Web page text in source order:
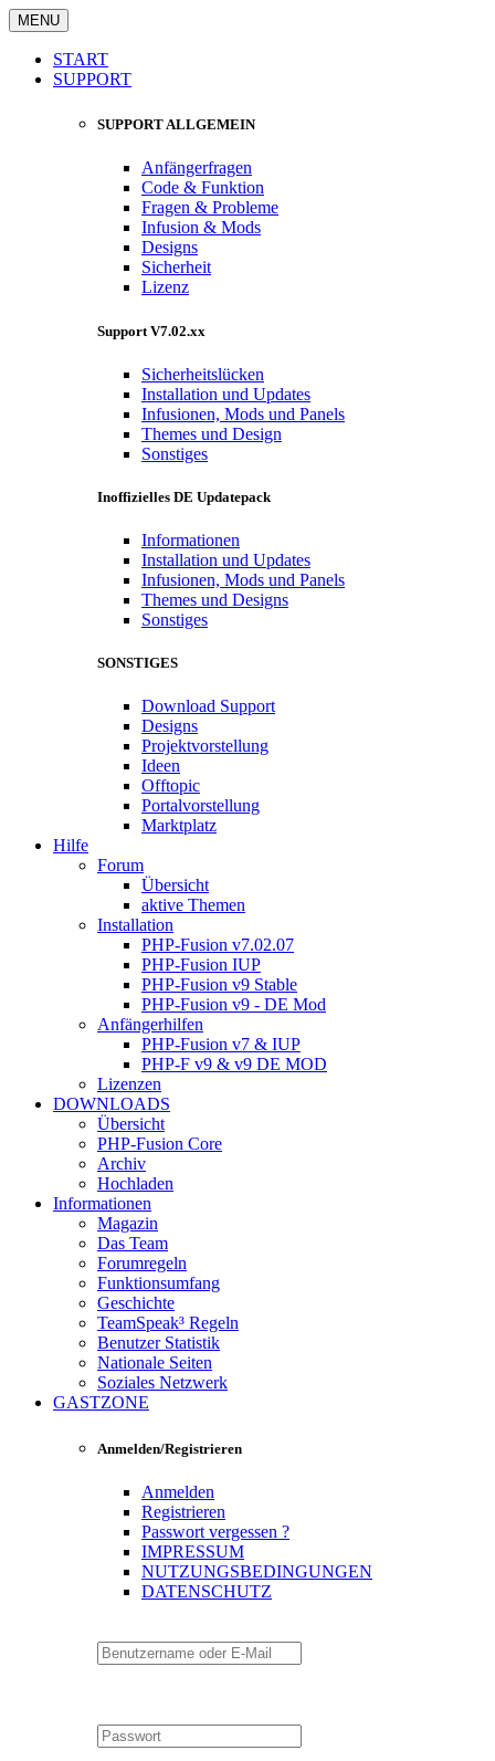
MENU
START
SUPPORT
SUPPORT ALLGEMEIN
Anfängerfragen
Code & Funktion
Fragen & Probleme
Infusion & Mods
Designs
Sicherheit
Lizenz
Support V7.02.xx
Sicherheitslücken
Installation und Updates
Infusionen, Mods und Panels
Themes und Design
Sonstiges
Inoffizielles DE Updatepack
Informationen
Installation und Updates
Infusionen, Mods und Panels
Themes und Designs
Sonstiges
SONSTIGES
Download Support
Designs
Projektvorstellung
Ideen
Offtopic
Portalvorstellung
Marktplatz
Hilfe
Forum
Übersicht
aktive Themen
Installation
PHP-Fusion v7.02.07
PHP-Fusion IUP
PHP-Fusion v9 Stable
PHP-Fusion v9 - DE Mod
Anfängerhilfen
PHP-Fusion v7 & IUP
PHP-F v9 & v9 DE MOD
Lizenzen
DOWNLOADS
Übersicht
PHP-Fusion Core
Archiv
Hochladen
Informationen
Magazin
Das Team
Forumregeln
Funktionsumfang
Geschichte
TeamSpeak³ Regeln
Benutzer Statistik
Nationale Seiten
Soziales Netzwerk
GASTZONE
Anmelden/Registrieren
Anmelden
Registrieren
Passwort vergessen ?
IMPRESSUM
NUTZUNGSBEDINGUNGEN
DATENSCHUTZ